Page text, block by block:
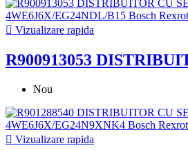
 Vizualizare rapida
R900913053
Nou
 Vizualizare rapida